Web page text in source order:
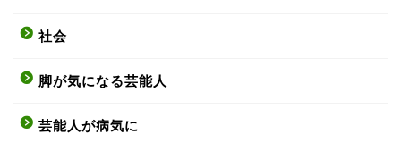
社会
脚が気になる芸能人
芸能人が病気に